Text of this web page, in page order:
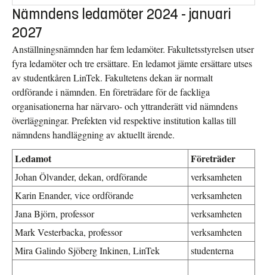
Nämndens ledamöter 2024 - januari
2027
Anställningsnämnden har fem ledamöter. Fakultetsstyrelsen utser
fyra ledamöter och tre ersättare. En ledamot jämte ersättare utses
av studentkåren LinTek. Fakultetens dekan är normalt
ordförande i nämnden. En företrädare för de fackliga
organisationerna har närvaro- och yttranderätt vid nämndens
överläggningar. Prefekten vid respektive institution kallas till
nämndens handläggning av aktuellt ärende.
Ledamot Företräder
Johan Ölvander, dekan, ordförande
verksamheten
Karin Enander, vice ordförande
verksamheten
Jana Björn, professor
verksamheten
Mark Vesterbacka, professor
verksamheten
Mira Galindo Sjöberg Inkinen, LinTek
studenterna